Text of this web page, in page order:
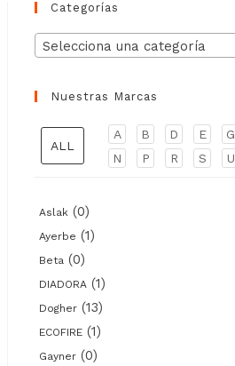
Categorías
Selecciona una categoría
Nuestras Marcas
ALL
A B D E G
N
P R S U
Aslak (0)
Ayerbe (1)
Beta (0)
DIADORA (1)
Dogher (13)
ECOFIRE (1)
Gayner (0)